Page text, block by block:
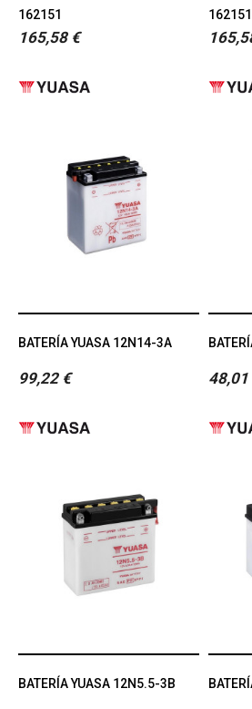
162151
165,58 €
BATERÍA YUASA 12N14-3A
99,22 € 48,01
BATERÍA YUASA 12N5.5-3B